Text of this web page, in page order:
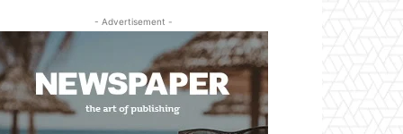
- Advertisement -